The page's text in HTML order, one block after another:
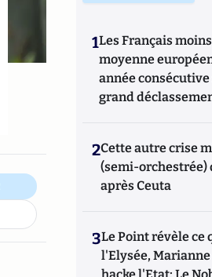
1Les Français
moyenne
année
grand
2Cette autre crise
(semi-orchestrée)
après Ceuta
3Le Point révèle ce
l'Elysée,